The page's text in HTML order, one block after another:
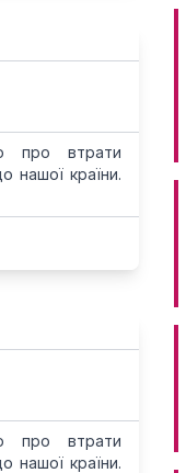
про втрати
нашої країни.
про втрати
нашої країни.